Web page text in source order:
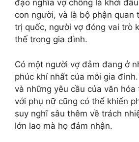
đạo nghĩa vợ chồng là khởi
con người, và là bộ phận quan
trị quốc, người vợ đóng vai trò
thế trong gia đình.
Có một người vợ đảm đang ở
phúc khí nhất của mỗi gia
và những yêu cầu của văn
với phụ nữ cũng có thể khiến
suy nghĩ sâu thêm về trách
lớn lao mà họ đảm nhận.